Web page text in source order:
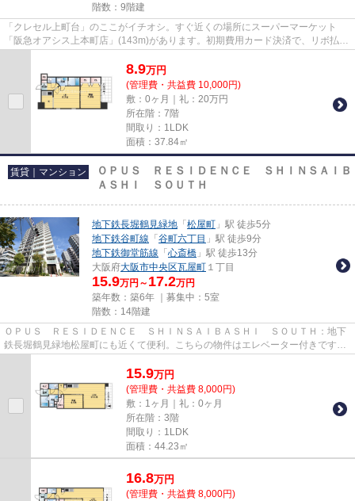
階数：9階建
「クレセル上町台」のここがイチオシ。すぐ近くの場所にスーパーマーケット
「阪急オアシス上本町店」(143m)があります。初期費用カード決済で、リボ払い
8.9万円
(管理費・共益費 10,000円)
敷：0ヶ月｜礼：20万円
所在階：7階
間取り：1LDK
面積：37.84㎡
賃貸｜マンション
ＯＰＵＳ ＲＥＳＩＤＥＮＣＥ ＳＨＩＮＳＡＩＢ
ＡＳＨＩ ＳＯＵＴＨ
地下鉄長堀鶴見緑地 「 松屋町 」駅 徒歩5分
地下鉄谷町線 「 谷町六丁目 」駅 徒歩9分
地下鉄御堂筋線 「 心斎橋 」駅 徒歩13分
大阪府大阪市中央区瓦屋町 １丁目
15.9万円～ 17.2万円
築年数：築6年 ｜募集中： 5室
階数：14階建
ＯＰＵＳ ＲＥＳＩＤＥＮＣＥ ＳＨＩＮＳＡＩＢＡＳＨＩ ＳＯＵＴＨ：地下
鉄長堀鶴見緑地松屋町にも近くて便利。こちらの物件はエレベーター付きです。
15.9万円
(管理費・共益費 8,000円)
敷：1ヶ月｜礼：0ヶ月
所在階：3階
間取り：1LDK
面積：44.23㎡
16.8万円
(管理費・共益費 8,000円)